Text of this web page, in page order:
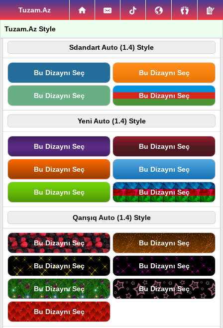
Tuzam.Az
Tuzam.Az Style
Sdandart Auto (1.4) Style
Bu Dizaynı Seç Bu Dizaynı Seç
Bu Dizaynı Seç Bu Dizaynı Seç
Yeni Auto (1.4) Style
Bu Dizaynı Seç Bu Dizaynı Seç
Bu Dizaynı Seç Bu Dizaynı Seç
Bu Dizaynı Seç Bu Dizaynı Seç
Qarışıq Auto (1.4) Style
Bu Dizaynı Seç Bu Dizaynı Seç
Bu Dizaynı Seç Bu Dizaynı Seç
Bu Dizaynı Seç Bu Dizaynı Seç
Bu Dizaynı Seç